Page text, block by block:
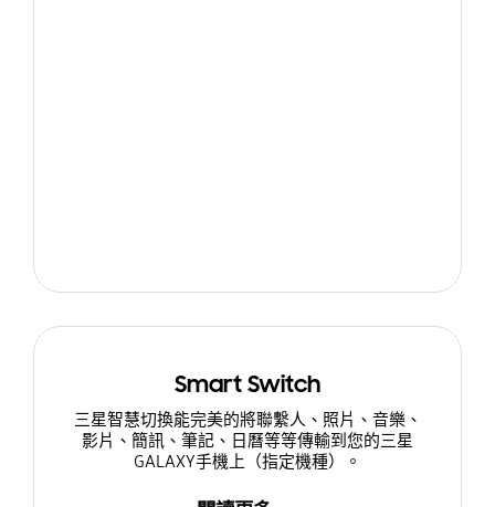
Smart Switch
三星智慧切換能完美的將聯繫人、照片、音樂、
影片、簡訊、筆記、日曆等等傳輸到您的三星
GALAXY手機上（指定機種）。